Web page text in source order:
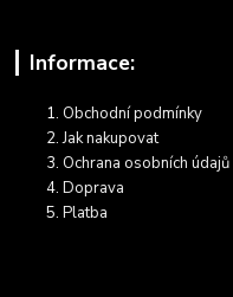
Informace:
Obchodní podmínky
Jak nakupovat
Ochrana osobních údajů
Doprava
Platba